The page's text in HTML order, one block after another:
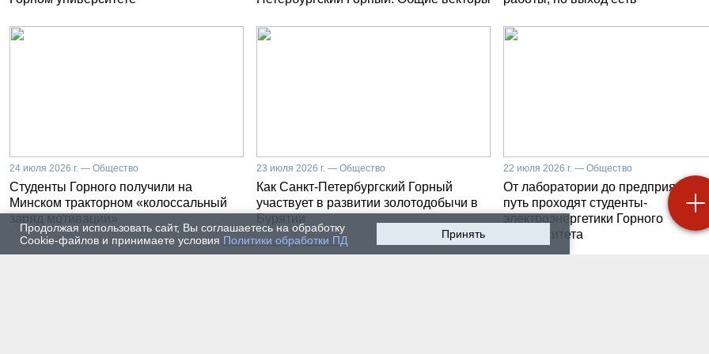
Продолжая использовать сайт, Вы соглашаетесь на обработку
Cookie-файлов и принимаете условия Политики обработки ПД Принять
24 июля 2026 г. — Общество
Студенты Горного получили на
Минском тракторном «колоссальный
заряд мотивации»
23 июля 2026 г. — Общество
Как Санкт-Петербургский Горный
участвует в развитии золотодобычи в
Бурятии
22 июля 2026 г. — Общество
От лаборатории до предприятия:
путь проходят студенты-
электроэнергетики Горного
университета